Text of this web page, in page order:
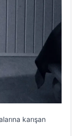
karışan